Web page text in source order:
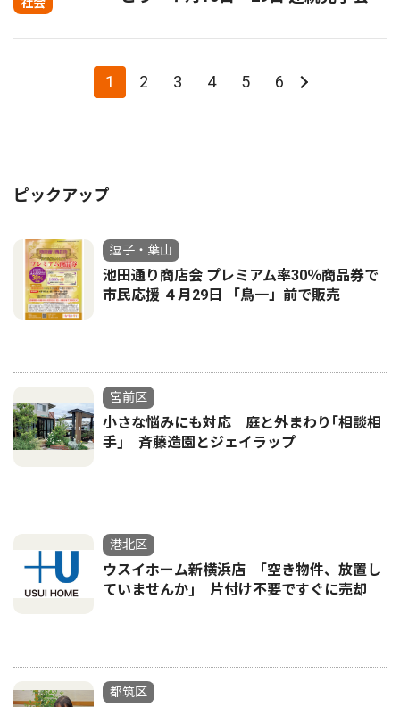
1 2 3 4 5 6
ピックアップ
逗子・葉山
池田通り商店会 プレミアム率30％商品券で
市民応援 ４月29日 「鳥一」前で販売
宮前区
小さな悩みにも対応 庭と外まわり｢相談相
手｣ 斉藤造園とジェイラップ
港北区
ウスイホーム新横浜店 ｢空き物件、放置し
ていませんか｣ 片付け不要ですぐに売却
都筑区